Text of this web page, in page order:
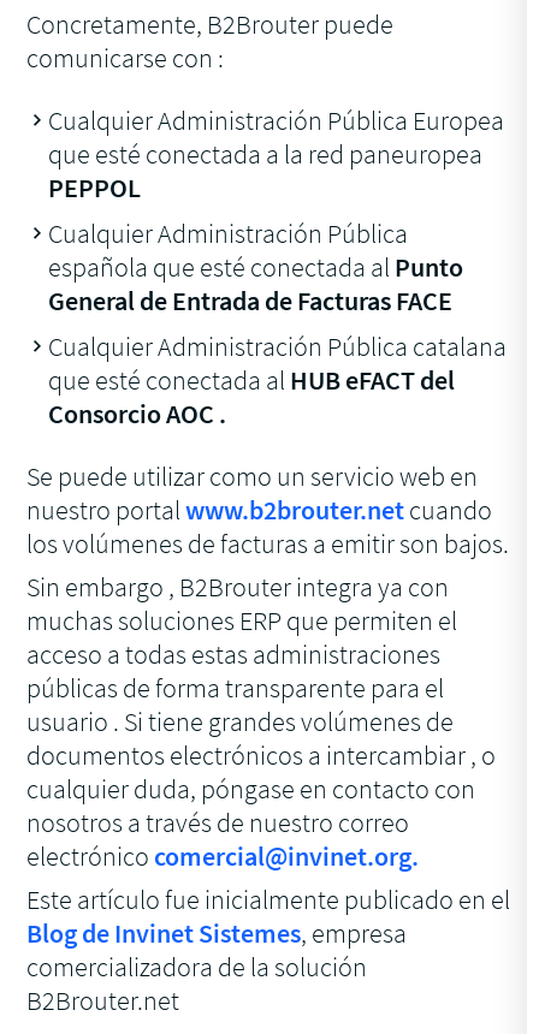
Concretamente, B2Brouter puede
comunicarse con :
Cualquier Administración Pública Europea
que esté conectada a la red paneuropea
PEPPOL
Cualquier Administración Pública
española que esté conectada al Punto
General de Entrada de Facturas FACE
Cualquier Administración Pública catalana
que esté conectada al HUB eFACT del
Consorcio AOC .
Se puede utilizar como un servicio web en
nuestro portalwww.b2brouter.netcuando
los volúmenes de facturas a emitir son bajos.
Sin embargo , B2Brouter integra ya con
muchas soluciones ERP que permiten el
acceso a todas estas administraciones
públicas de forma transparente para el
usuario . Si tiene grandes volúmenes de
documentos electrónicos a intercambiar , o
cualquier duda, póngase en contacto con
nosotros a través de nuestro correo
electrónico comercial@invinet.org.
Este artículo fue inicialmente publicado en el
Blog de Invinet Sistemes, empresa
comercializadora de la solución
B2Brouter.net